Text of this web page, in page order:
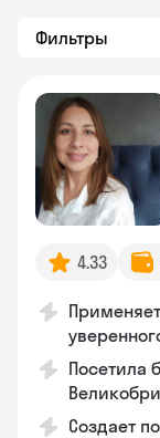
Фильтры
4.33
Посетила
Создает